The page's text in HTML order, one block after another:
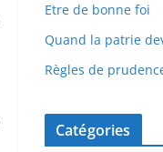
Etre de bonne foi
Quand la patrie
Règles de
Catégories